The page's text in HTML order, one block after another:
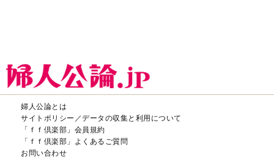
婦人公論とは
サイトポリシー／データの収集と利用について
「ｆｆ倶楽部」会員規約
「ｆｆ倶楽部」よくあるご質問
お問い合わせ